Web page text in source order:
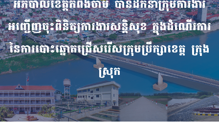
អភិបាលខេត្តកំពង់ចាម បានដឹកនាំក្រុមការងារ
អញ្ជើញចុះពិនិត្យការងារសន្តិសុខ ក្នុងដំណើរការ
នៃការបោះឆ្នោតជ្រើសរើសក្រុមប្រឹក្សាខេត្ត ក្រុង
ស្រុក